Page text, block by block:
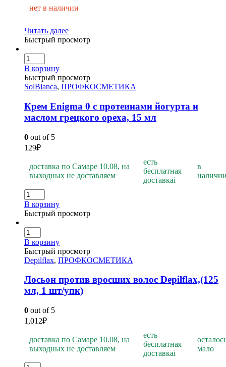
нет в наличии
Читать далее
Быстрый просмотр
В корзину
Быстрый просмотр
SolBianca, ПРОФКОСМЕТИКА
Крем Enigma 0 с протеинами йогурта и
маслом грецкого ореха, 15 мл
0 out of 5
129₽
доставка по Самаре 10.08, на
выходных не доставляем
есть
бесплатная
доставкаi
в
В корзину
Быстрый просмотр
В корзину
Быстрый просмотр
Depilflax, ПРОФКОСМЕТИКА
Лосьон против вросших волос Depilflах,(125
мл, 1 шт/упк)
0 out of 5
1,012₽
доставка по Самаре 10.08, на
выходных не доставляем
есть
бесплатная
доставкаi
мало